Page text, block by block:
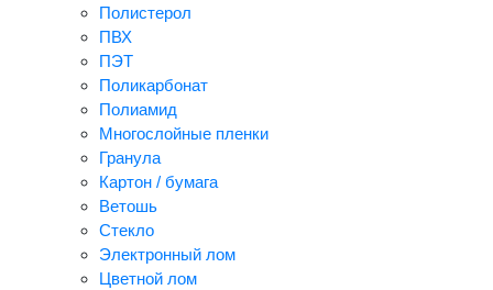
Полистерол
ПВХ
ПЭТ
Поликарбонат
Полиамид
Многослойные пленки
Гранула
Картон / бумага
Ветошь
Стекло
Электронный лом
Цветной лом